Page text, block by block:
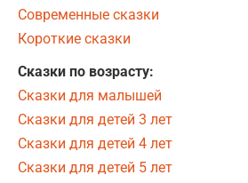
Современные сказки
Короткие сказки
Сказки по возрасту:
Сказки для малышей
Сказки для детей 3 лет
Сказки для детей 4 лет
Сказки для детей 5 лет